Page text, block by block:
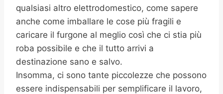
qualsiasi altro elettrodomestico, come sapere
anche come imballare le cose più fragili e
caricare il furgone al meglio così che ci stia più
roba possibile e che il tutto arrivi a
destinazione sano e salvo.
Insomma, ci sono tante piccolezze che possono
essere indispensabili per semplificare il lavoro,